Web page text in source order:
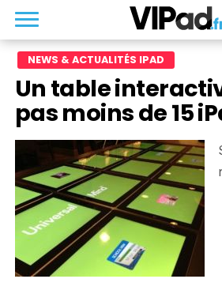
NEWS & ACTUALITÉS IPAD
Un table
pas moins de 15